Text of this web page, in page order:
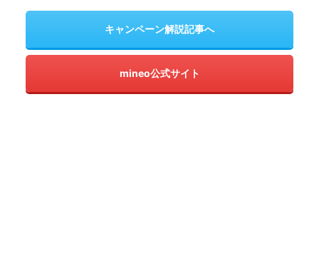
キャンペーン解説記事へ
mineo公式サイト